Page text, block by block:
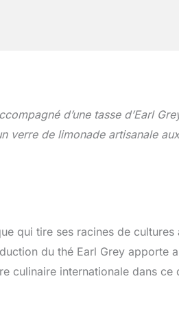
d’une tasse d’Earl
verre de limonade artisanale
qui tire ses racines de
du thé Earl Grey apporte
culinaire internationale dans ce